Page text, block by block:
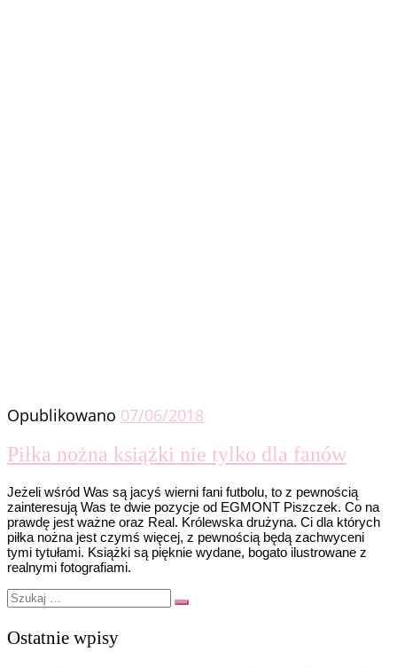
Opublikowano 07/06/2018
Piłka nożna książki nie tylko dla fanów
Jeżeli wśród Was są jacyś wierni fani futbolu, to z pewnością
zainteresują Was te dwie pozycje od EGMONT Piszczek. Co na
prawdę jest ważne oraz Real. Królewska drużyna. Ci dla których
piłka nożna jest czymś więcej, z pewnością będą zachwyceni
tymi tytułami. Książki są pięknie wydane, bogato ilustrowane z
realnymi fotografiami.
Szukaj
Szukaj
Ostatnie wpisy